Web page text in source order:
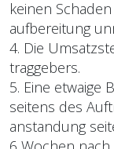
keinen
aufbereitung
4. Die
traggebers.
5. Eine etwaige
seitens des
anstandung